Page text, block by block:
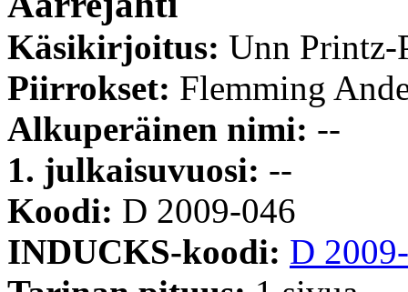
Käsikirjoitus: Unn Printz-
Piirrokset: Flemming
Alkuperäinen nimi: --
1. julkaisuvuosi: --
Koodi: D 2009-046
INDUCKS-koodi: D